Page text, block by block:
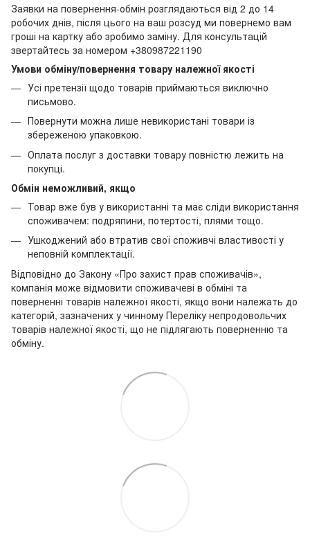
Заявки на повернення-обмін розглядаються від 2 до 14
робочих днів, після цього на ваш розсуд ми повернемо вам
гроші на картку або зробимо заміну. Для консультацій
звертайтесь за номером +380987221190
Умови обміну/повернення товару належної якості
Усі претензії щодо товарів приймаються виключно
письмово.
Повернути можна лише невикористані товари із
збереженою упаковкою.
Оплата послуг з доставки товару повністю лежить на
покупці.
Обмін неможливий, якщо
Товар вже був у використанні та має сліди використання
споживачем: подряпини, потертості, плями тощо.
Ушкоджений або втратив свої споживчі властивості у
неповній комплектації.
Відповідно до Закону «Про захист прав споживачів»,
компанія може відмовити споживачеві в обміні та
поверненні товарів належної якості, якщо вони належать до
категорій, зазначених у чинному Переліку непродовольчих
товарів належної якості, що не підлягають поверненню та
обміну.